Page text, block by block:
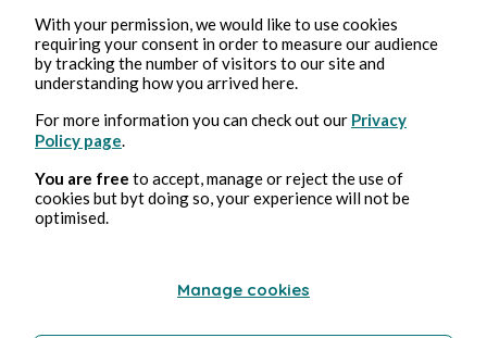
Suivre Se connecter
Oded
With your permission, we would like to use cookies
requiring your consent in order to measure our audience
by tracking the number of visitors to our site and
understanding how you arrived here.
For more information you can check out our Privacy
Policy page
You are free to accept, manage or reject the use of
cookies but byt doing so, your experience will not be
optimised.
Manage cookies